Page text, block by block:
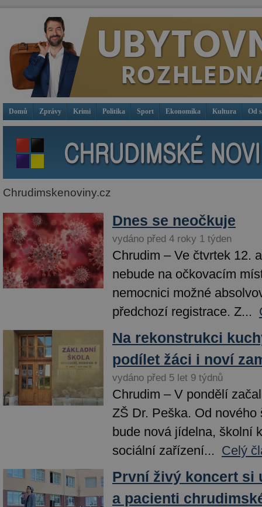
Domů Zprávy Krimi Politika Sport Ekonomika Kultura Od
Chrudimskenoviny.cz
Dnes se neočkuje
vydáno před 4 roky 1 týden
Chrudim – Ve čtvrtek 12.
nebude na očkovacím
nemocnici možné
předchozí registrace. Z...
Na rekonstrukci
podílet žáci i noví
vydáno před 5 let 9 týdnů
Chrudim – V pondělí
ZŠ Dr. Peška. Od nového
bude nová jídelna, školní
sociální zařízení... Celý
První živý koncert si
a pacienti